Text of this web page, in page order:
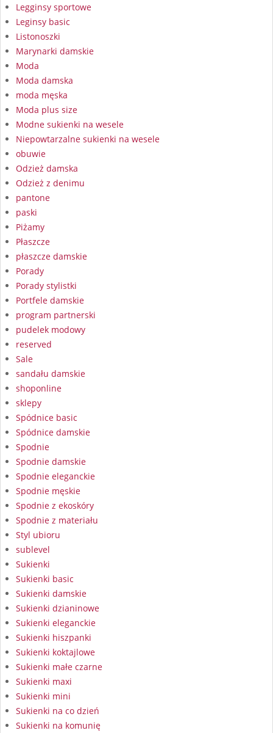
Legginsy sportowe
Leginsy basic
Listonoszki
Marynarki damskie
Moda
Moda damska
moda męska
Moda plus size
Modne sukienki na wesele
Niepowtarzalne sukienki na wesele
obuwie
Odzież damska
Odzież z denimu
pantone
paski
Piżamy
Płaszcze
płaszcze damskie
Porady
Porady stylistki
Portfele damskie
program partnerski
pudelek modowy
reserved
Sale
sandału damskie
shoponline
sklepy
Spódnice basic
Spódnice damskie
Spodnie
Spodnie damskie
Spodnie eleganckie
Spodnie męskie
Spodnie z ekoskóry
Spodnie z materiału
Styl ubioru
sublevel
Sukienki
Sukienki basic
Sukienki damskie
Sukienki dzianinowe
Sukienki eleganckie
Sukienki hiszpanki
Sukienki koktajlowe
Sukienki małe czarne
Sukienki maxi
Sukienki mini
Sukienki na co dzień
Sukienki na komunię